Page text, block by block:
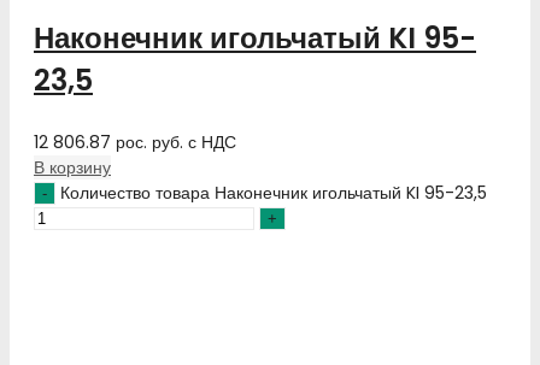
Наконечник игольчатый KI 95-
23,5
12 806.87 рос. руб. с НДС
В корзину
Количество товара Наконечник игольчатый KI 95-23,5